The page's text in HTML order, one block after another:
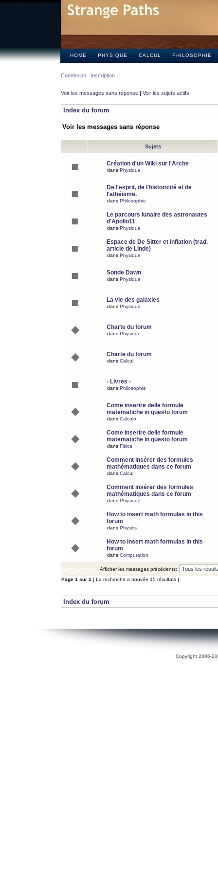
HOME PHYSIQUE CALCUL PHILOSOPHIE
Connexion Inscription
Voir les messages sans réponse | Voir les sujets actifs
Index du forum
Voir les messages sans réponse
Sujets
Création d'un Wiki sur l'Arche
dans Physique
De l'esprit, de l'historicité et de
l'athéisme.
dans Philosophie
Le parcours lunaire des astronautes
d'Apollo11
dans Physique
Espace de De Sitter et inflation (trad.
article de Linde)
dans Physique
Sonde Dawn
dans Physique
La vie des galaxies
dans Physique
Charte du forum
dans Physique
Charte du forum
dans Calcul
- Livres -
dans Philosophie
Come inserire delle formule
matematiche in questo forum
dans Calcolo
Come inserire delle formule
matematiche in questo forum
dans Fisica
Comment insérer des formules
mathématiques dans ce forum
dans Calcul
Comment insérer des formules
mathématiques dans ce forum
dans Physique
How to insert math formulas in this
forum
dans Physics
How to insert math formulas in this
forum
dans Computation
Afficher les messages précédents:
Page 1 sur 1 [ La recherche a trouvée 15 résultats ]
Index du forum
Copyright 2006-